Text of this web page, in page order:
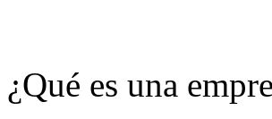
¿Qué es una